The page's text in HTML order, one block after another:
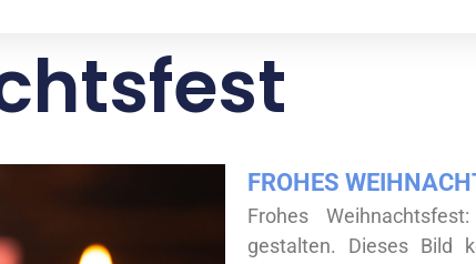
FROHES
Frohes
gestalten. Dieses Bild